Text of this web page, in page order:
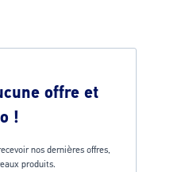
offre et
!
nos dernières offres,
produits.